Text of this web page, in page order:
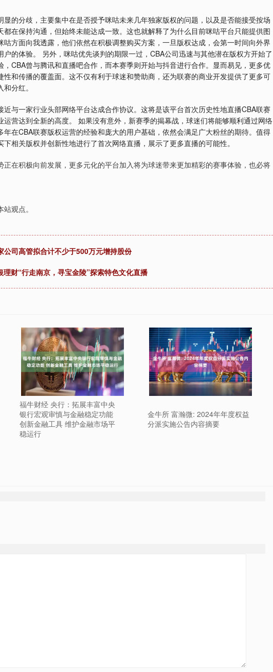
的分歧，主要集中在是否授予咪咕未来几年独家版权的问题，以及是否能接受按场
在保持沟通，但始终未能达成一致。这也就解释了为什么目前咪咕平台只能提供图
方面向我透露，他们依然在积极调整购买方案，一旦版权达成，会第一时间向外界
的体验。 另外，咪咕优先谈判的期限一过，CBA公司迅速与其他潜在版权方开始了
CBA曾与腾讯和直播吧合作，而本赛季则开始与抖音进行合作。显而易见，更多优
和传播的覆盖面。这不仅有利于球迷和赞助商，还为联赛的商业开发提供了更多可
分红。
与一家行业头部网络平台达成合作协议。这将是该平台首次历史性地直播CBA联赛
营达到全新的高度。 如果没有意外，新赛季的揭幕战，球迷们将能够顺利通过网络
在CBA联赛版权运营的经验和庞大的用户基础，依然会满足广大粉丝的期待。值得
相关版权并创新性地进行了首次网络直播，展示了更多直播的可能性。
在积极向前发展，更多元化的平台加入将为球迷带来更加精彩的赛事体验，也必将
观点。
公司高管拟合计不少于500万元增持股份
财“行走南京，寻宝金陵”探索特色文化直播
福牛财经 央行：拓展丰富中央
银行宏观审慎与金融稳定功能
创新金融工具 维护金融市场平
稳运行
金牛所 富瀚微: 2024年年度权益
分派实施公告内容摘要